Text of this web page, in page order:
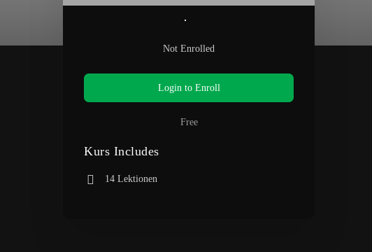
Not Enrolled
Login to Enroll
Free
Kurs Includes
14 Lektionen